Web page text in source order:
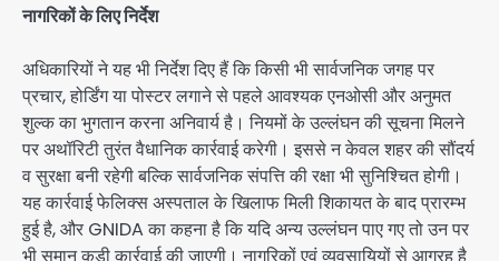
नागरिकों के लिए निर्देश
अधिकारियों ने यह भी निर्देश दिए हैं कि किसी भी सार्वजनिक जगह पर
प्रचार, होर्डिंग या पोस्टर लगाने से पहले आवश्यक एनओसी और अनुमत
शुल्क का भुगतान करना अनिवार्य है। नियमों के उल्लंघन की सूचना मिलने
पर अथॉरिटी तुरंत वैधानिक कार्रवाई करेगी। इससे न केवल शहर की सौंदर्य
व सुरक्षा बनी रहेगी बल्कि सार्वजनिक संपत्ति की रक्षा भी सुनिश्चित होगी।
यह कार्रवाई फेलिक्स अस्पताल के खिलाफ मिली शिकायत के बाद प्रारम्भ
हुई है, और GNIDA का कहना है कि यदि अन्य उल्लंघन पाए गए तो उन पर